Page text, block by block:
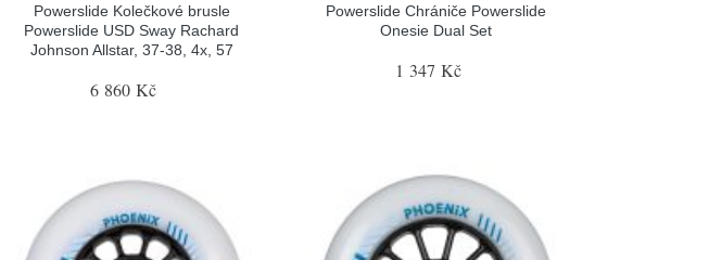
Powerslide Kolečkové brusle
Powerslide USD Sway Rachard
Johnson Allstar, 37-38, 4x, 57
6 860 Kč
Powerslide Chrániče Powerslide
Onesie Dual Set
1 347 Kč